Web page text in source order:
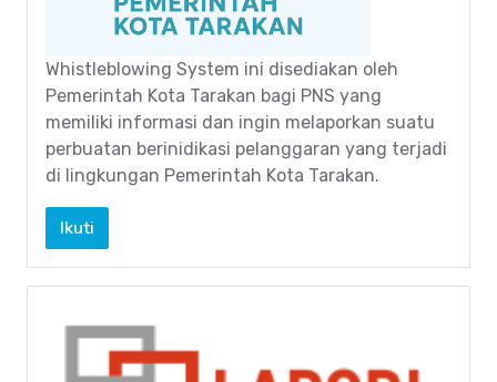
Whistleblowing System ini disediakan oleh
Pemerintah Kota Tarakan bagi PNS yang
memiliki informasi dan ingin melaporkan suatu
perbuatan berinidikasi pelanggaran yang terjadi
di lingkungan Pemerintah Kota Tarakan.
Ikuti